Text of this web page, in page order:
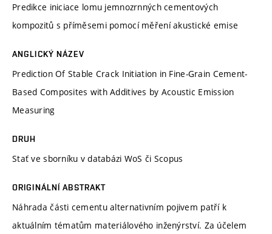
Predikce iniciace lomu jemnozrnných cementových
kompozitů s příměsemi pomocí měření akustické emise
ANGLICKÝ NÁZEV
Prediction Of Stable Crack Initiation in Fine-Grain Cement-
Based Composites with Additives by Acoustic Emission
Measuring
DRUH
Stať ve sborníku v databázi WoS či Scopus
ORIGINÁLNÍ ABSTRAKT
Náhrada části cementu alternativním pojivem patří k
aktuálním tématům materiálového inženýrství. Za účelem